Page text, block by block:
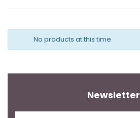
No products at this time.
Newsletter